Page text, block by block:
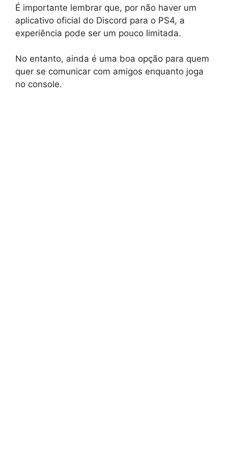
É importante lembrar que, por não haver um
aplicativo oficial do Discord para o PS4, a
experiência pode ser um pouco limitada.
No entanto, ainda é uma boa opção para quem
quer se comunicar com amigos enquanto joga
no console.